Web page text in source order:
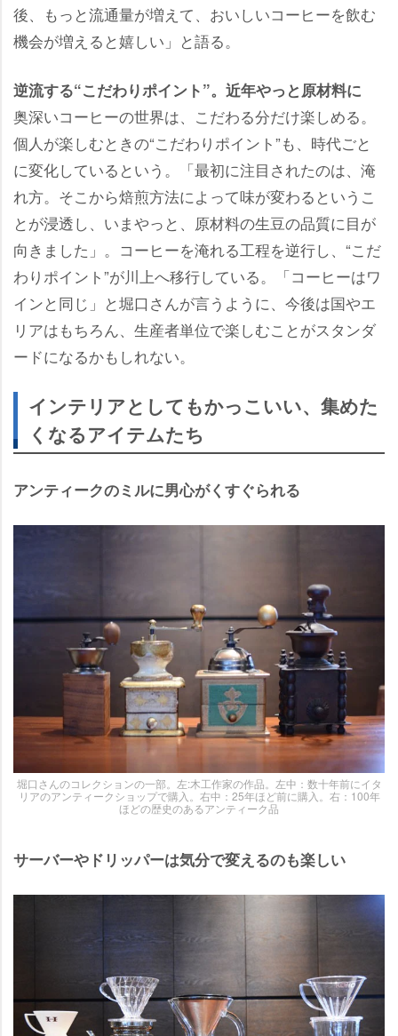
後、もっと流通量が増えて、おいしいコーヒーを飲む
機会が増えると嬉しい」と語る。
逆流する“こだわりポイント”。近年やっと原材料に
奥深いコーヒーの世界は、こだわる分だけ楽しめる。
個人が楽しむときの“こだわりポイント”も、時代ごと
に変化しているという。「最初に注目されたのは、淹
れ方。そこから焙煎方法によって味が変わるというこ
とが浸透し、いまやっと、原材料の生豆の品質に目が
向きました」。コーヒーを淹れる工程を逆行し、“こだ
わりポイント”が川上へ移行している。「コーヒーはワ
インと同じ」と堀口さんが言うように、今後は国やエ
リアはもちろん、生産者単位で楽しむことがスタンダ
ードになるかもしれない。
インテリアとしてもかっこいい、集めた
くなるアイテムたち
アンティークのミルに男心がくすぐられる
堀口さんのコレクションの一部。左:木工作家の作品。左中：数十年前にイタ
リアのアンティークショップで購入。右中：25年ほど前に購入。右：100年
ほどの歴史のあるアンティーク品
サーバーやドリッパーは気分で変えるのも楽しい